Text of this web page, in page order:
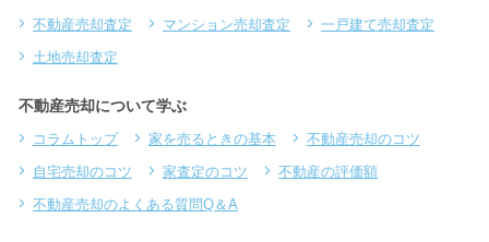
不動産売却査定 マンション売却査定
一戸建て売却査定
土地売却査定
不動産売却について学ぶ
コラムトップ 家を売るときの基本
不動産売却のコツ
自宅売却のコツ
家査定のコツ
不動産の評価額
不動産売却のよくある質問Q＆A